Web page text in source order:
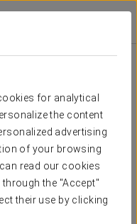
for analytical
the content
advertising
of your browsing
read our cookies
the "Accept"
their use by clicking